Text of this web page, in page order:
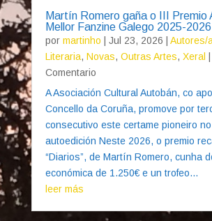
Martín Romero gaña o III Premio
Mellor Fanzine Galego 2025-2026
por martinho Jul 23, 2026 Autores/
Literaria, Novas, Outras Artes, Xeral
Comentario
A Asociación Cultural Autobán, co
Concello da Coruña, promove por
consecutivo este certame pioneiro
autoedición Neste 2026, o premio
“Diarios”, de Martín Romero, cunha
económica de 1.250€ e un trofeo...
leer más